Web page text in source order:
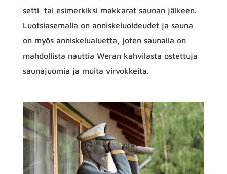
setti tai esimerkiksi makkarat saunan jälkeen.
Luotsiasemalla on anniskeluoideudet ja sauna
on myös anniskelualuetta, joten saunalla on
mahdollista nauttia Weran kahvilasta ostettuja
saunajuomia ja muita virvokkeita.